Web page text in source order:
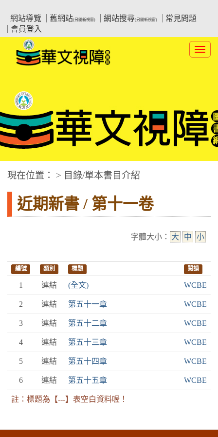
要
網站導覽
舊網站(另開新視窗) 網站搜尋(另開新視窗)
常見問題
會員登入
:::中央區塊
華文視障電子圖書網
現在位置： > 目錄/單本書目介紹
近期新書 / 第十一卷
字體大小： 大 中 小
編號 類別 標題 閱讀
1 連結 (全文) WCBE
2 連結 第五十一章 WCBE
3 連結 第五十二章 WCBE
4 連結 第五十三章 WCBE
5 連結 第五十四章 WCBE
6 連結 第五十五章 WCBE
註：標題為【---】表空白資料喔！